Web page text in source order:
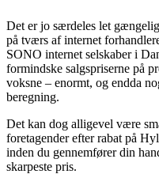
Det er jo særdeles let
på tværs af internet
SONO internet selskaber i
formindske salgspriserne på
voksne – enormt, og endda
beregning.
Det kan dog alligevel være
foretagender efter rabat på
inden du gennemfører din
skarpeste pris.